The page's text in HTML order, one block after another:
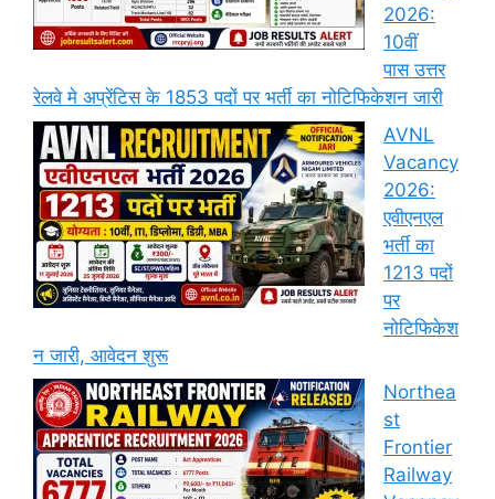
2026:
10वीं
पास उत्तर
रेलवे मे अप्रेंटिस के 1853 पदों पर भर्ती का नोटिफिकेशन जारी
AVNL
Vacancy
2026:
एवीएनएल
भर्ती का
1213 पदों
पर
नोटिफिकेश
न जारी, आवेदन शुरू
Northea
st
Frontier
Railway